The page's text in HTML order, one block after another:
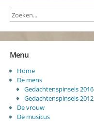
Menu
Home
De mens
Gedachtenspinsels 2016
Gedachtenspinsels 2012
De vrouw
De musicus